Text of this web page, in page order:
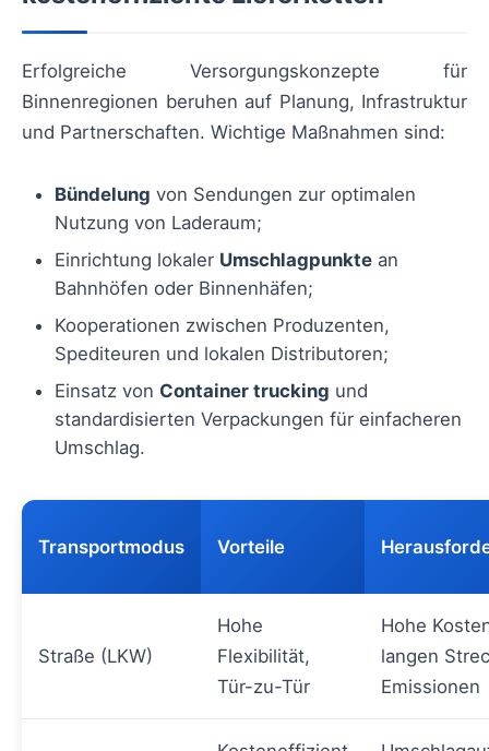
Erfolgreiche Versorgungskonzepte für
Binnenregionen beruhen auf Planung, Infrastruktur
und Partnerschaften. Wichtige Maßnahmen sind:
Bündelung von Sendungen zur optimalen
Nutzung von Laderaum;
Einrichtung lokaler Umschlagpunkte an
Bahnhöfen oder Binnenhäfen;
Kooperationen zwischen Produzenten,
Spediteuren und lokalen Distributoren;
Einsatz von Container trucking und
standardisierten Verpackungen für einfacheren
Umschlag.
Transportmodus Vorteile
Straße (LKW)
Hohe
Flexibilität,
Tür-zu-Tür
Hohe
langen
Emissionen